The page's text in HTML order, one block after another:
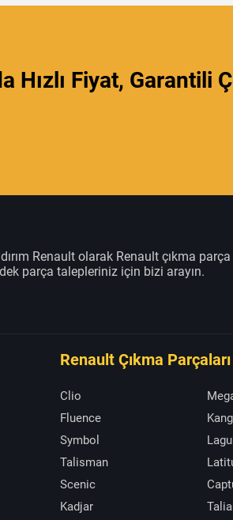
Hızlı Fiyat, Garantili
Renault olarak Renault çıkma
parça talepleriniz için bizi arayın.
Renault Çıkma Parçaları
Clio
Fluence
Symbol
Talisman
Scenic
Kadjar